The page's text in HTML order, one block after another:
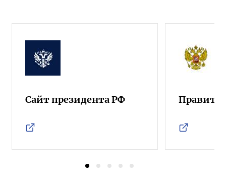
Сайт президента РФ